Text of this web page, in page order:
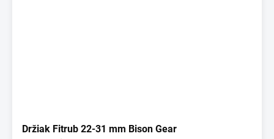
Držiak Fitrub 22-31 mm Bison Gear